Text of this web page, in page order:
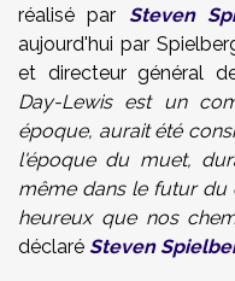
réalisé par Steven
aujourd'hui par
et directeur général
Day-Lewis est un
époque, aurait été
l'époque du muet,
même dans le futur du
heureux que nos
déclaré Steven